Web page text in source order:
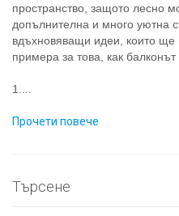
пространство, защото лесно
допълнителна и много уютна
вдъхновяващи идеи, които ще
примера за това, как
1....
Прочети повече
Търсене